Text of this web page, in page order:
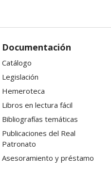
Documentación
Catálogo
Legislación
Hemeroteca
Libros en lectura fácil
Bibliografías temáticas
Publicaciones del Real
Patronato
Asesoramiento y préstamo